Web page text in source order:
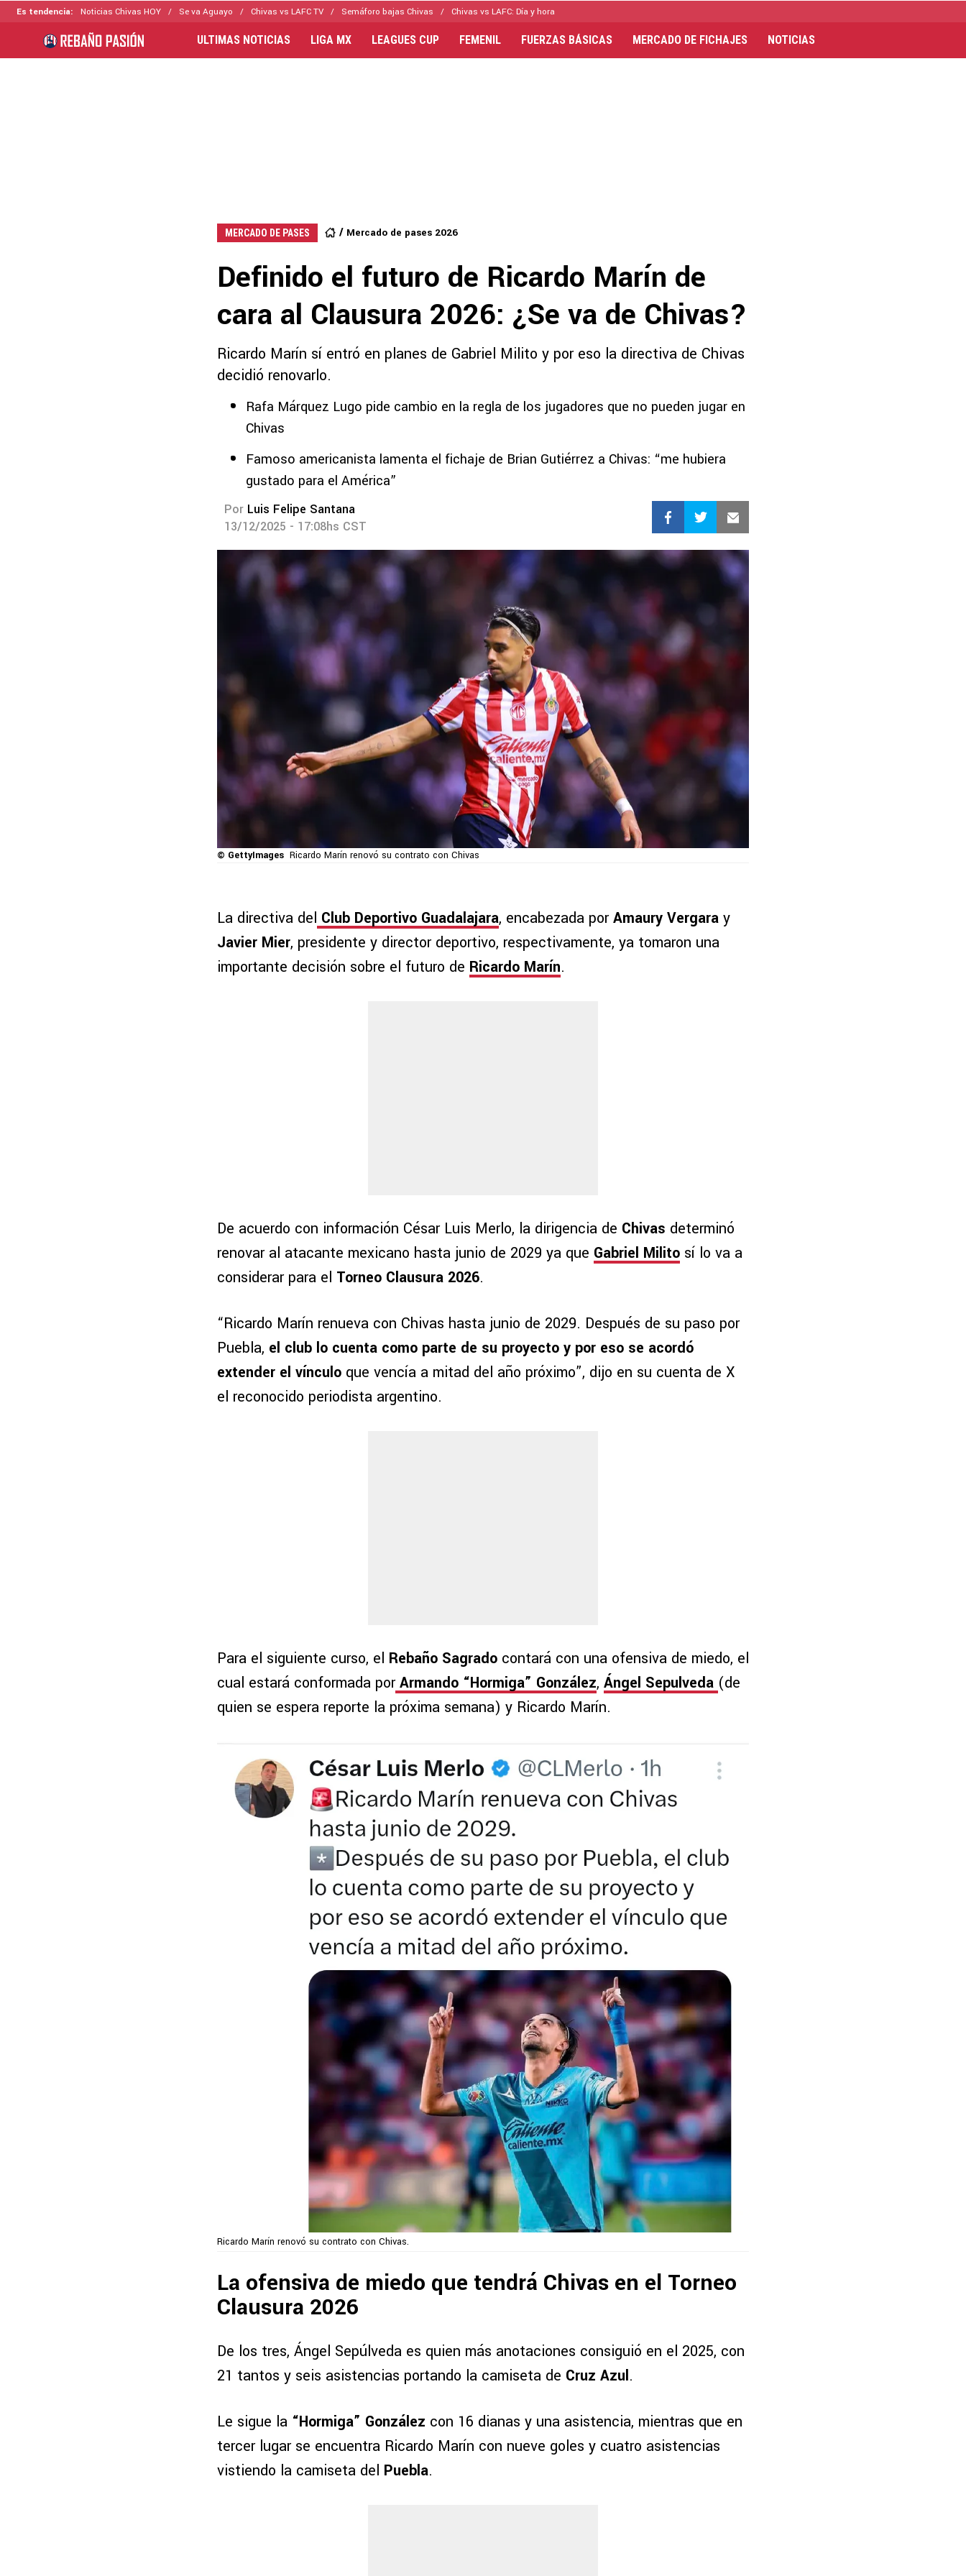
Es tendencia: Noticias Chivas HOY Se va Aguayo Chivas vs LAFC TV Semáforo bajas Chivas Chivas vs LAFC: Día y hora
ULTIMAS NOTICIAS LIGA MX LEAGUES CUP FEMENIL FUERZAS BÁSICAS MERCADO DE FICHAJES NOTICIAS
MERCADO DE PASES Mercado de pases 2026
Definido el futuro de Ricardo Marín de
cara al Clausura 2026: ¿Se va de Chivas?
Ricardo Marín sí entró en planes de Gabriel Milito y por eso la directiva de Chivas
decidió renovarlo.
Rafa Márquez Lugo pide cambio en la regla de los jugadores que no pueden jugar en
Chivas
Famoso americanista lamenta el fichaje de Brian Gutiérrez a Chivas: “me hubiera
gustado para el América”
Por Luis Felipe Santana
13/12/2025 - 17:08hs CST
© GettyImages Ricardo Marín renovó su contrato con Chivas
La directiva del Club Deportivo Guadalajara, encabezada porAmaury Vergara y
Javier Mier, presidente y director deportivo, respectivamente, ya tomaron una
importante decisión sobre el futuro de Ricardo Marín.
De acuerdo con información César Luis Merlo, la dirigencia de Chivas determinó
renovar al atacante mexicano hasta junio de 2029 ya que Gabriel Milito sí lo va a
considerar para el Torneo Clausura 2026.
“Ricardo Marín renueva con Chivas hasta junio de 2029. Después de su paso por
Puebla, el club lo cuenta como parte de su proyecto y por eso se acordó
extender el vínculo que vencía a mitad del año próximo”, dijo en su cuenta de X
el reconocido periodista argentino.
Para el siguiente curso, el Rebaño Sagrado contará con una ofensiva de miedo, el
cual estará conformada por Armando “Hormiga” González, Ángel Sepulveda (de
quien se espera reporte la próxima semana) y Ricardo Marín.
Ricardo Marín renovó su contrato con Chivas.
La ofensiva de miedo que tendrá Chivas en el Torneo
Clausura 2026
De los tres, Ángel Sepúlveda es quien más anotaciones consiguió en el 2025, con
21 tantos y seis asistencias portando la camiseta de Cruz Azul.
Le sigue la “Hormiga” González con 16 dianas y una asistencia, mientras que en
tercer lugar se encuentra Ricardo Marín con nueve goles y cuatro asistencias
vistiendo la camiseta del Puebla.